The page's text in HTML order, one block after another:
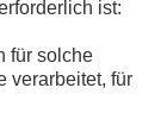
ist:
für solche
verarbeitet, für